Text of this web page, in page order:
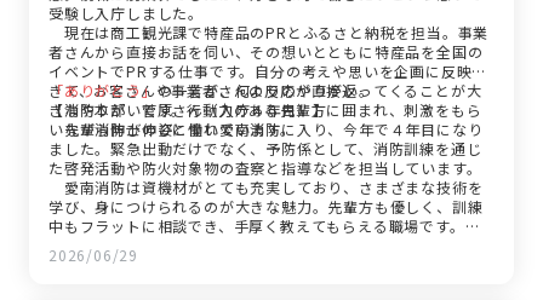
受験し入庁しました。
現在は商工観光課で特産品のPRとふるさと納税を担当。事業
者さんから直接お話を伺い、その想いとともに特産品を全国の
イベントでPRする仕事です。自分の考えや思いを企画に反映で
きて、お客さんや事業者さんの反応が直接返ってくることが大
きなやりがいです。行動力のある先輩方に囲まれ、刺激をもら
いながら伸び伸びと働いています。
「ありがとう」の一言が、何よりのやりがい。
【消防本部 菅原さん（入庁４年目）】
先輩消防士の姿に憧れ愛南消防に入り、今年で４年目になり
ました。緊急出動だけでなく、予防係として、消防訓練を通じ
た啓発活動や防火対象物の査察と指導などを担当しています。
愛南消防は資機材がとても充実しており、さまざまな技術を
学び、身につけられるのが大きな魅力。先輩方も優しく、訓練
中もフラットに相談でき、手厚く教えてもらえる職場です。地
域の方から「ありがとう」と声をかけてもらえたとき、何より
のやりがいを感じます。
2026/06/29